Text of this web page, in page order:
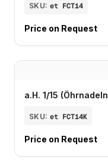
SKU: et FCT14
Price on Request
a.H. 1/15 (Öhrnadeln,
SKU: et FCT14K
Price on Request